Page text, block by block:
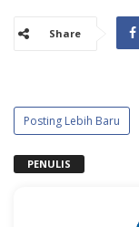
Share
Posting Lebih Baru
PENULIS